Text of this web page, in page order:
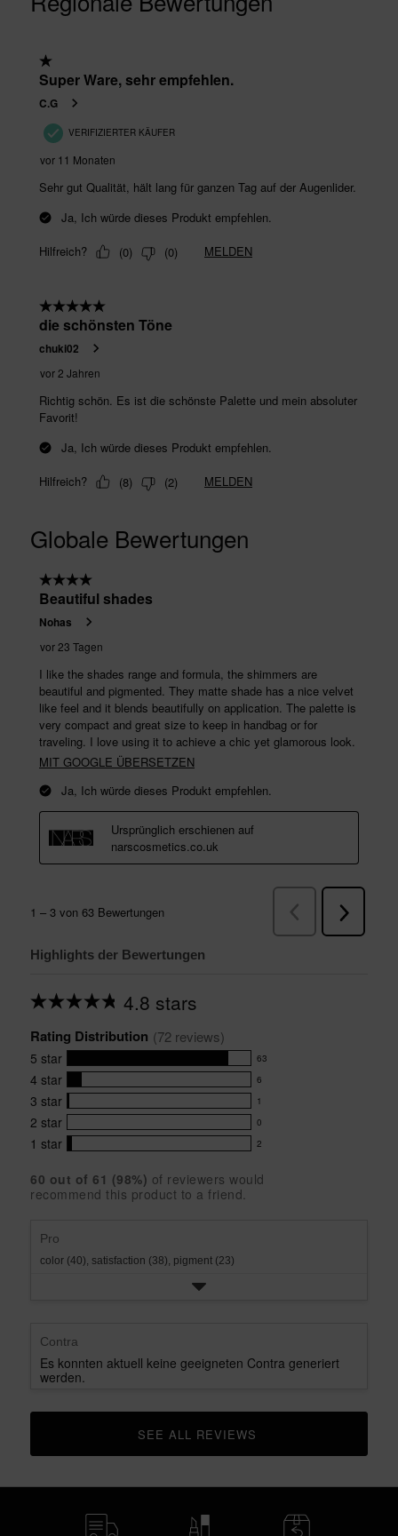
Highlights der Bewertungen
4.8 stars
Average
for
this
product:
4.8
out
of
5
stars
Rating Distribution (72 reviews)
5 star 63
63
reviews
with
5
star
rating.
4 star 6
6
reviews
with
4
rating.
3 star 1
1
reviews
with
star
rating.
2 star 0
0
reviews
2
star
1 star 2
2
with
1
rating.
60 out of 61 (98%) of reviewers would
recommend this product to a friend.
Pro
color (40), satisfaction (38), pigment (23)
Contra
Es konnten aktuell keine geeigneten Contra generiert
werden.
CLICK TO GO TO ALL REVIEWS